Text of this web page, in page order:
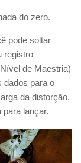
do zero.
pode soltar
registro
de Maestria)
dados para o
da distorção.
lançar.